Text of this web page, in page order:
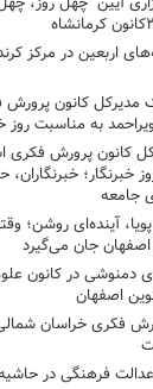
اربعین در مرکز
مدیرکل کانون
به مناسبت روز
کانون پرورش فکری
خبرنگار؛ خبرنگاران،
جامعه
آینده‌ای روشن؛
اصفهان جان می‌گیرد
دمنوشی در کانون
اصفهان
فکری خراسان
عدالت فرهنگی در